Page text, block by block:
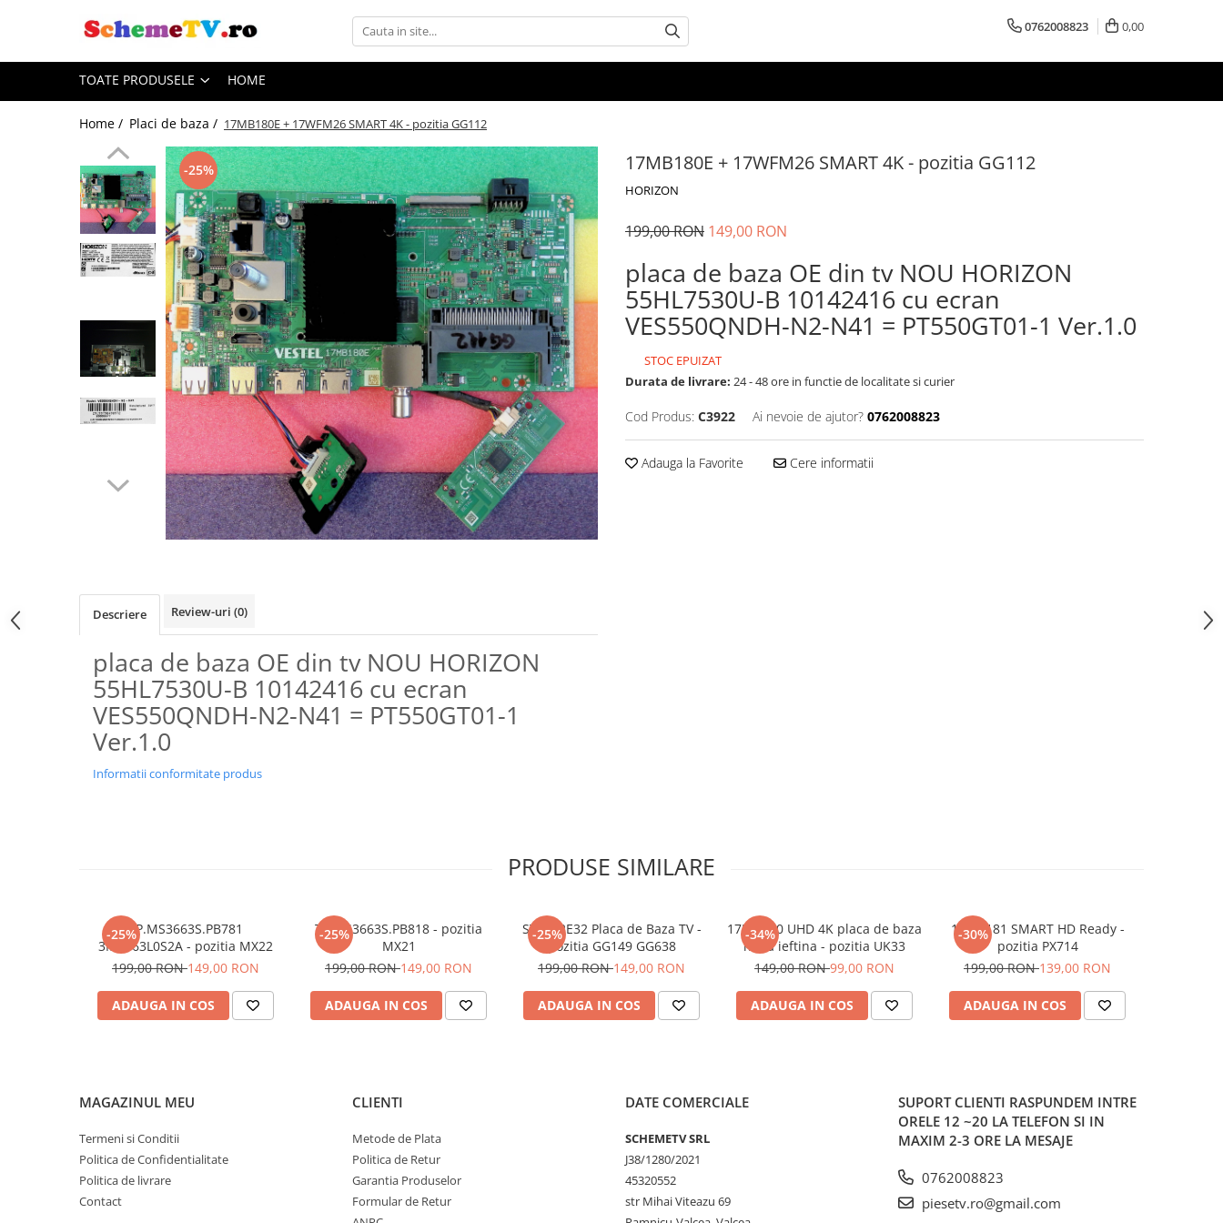
Toate Produsele
Placi de baza
Sursa alimentare
Revista Service TV
Module TCON
0762008823 0,00
TOATE PRODUSELE HOME
Home / Placi de baza / 17MB180E + 17WFM26 SMART 4K - pozitia GG112
17MB180E + 17WFM26 SMART 4K - pozitia GG112
HORIZON
-25%
199,00 RON 149,00 RON
placa de baza OE din tv NOU HORIZON
55HL7530U-B 10142416 cu ecran
VES550QNDH-N2-N41 = PT550GT01-1 Ver.1.0
STOC EPUIZAT
Durata de livrare: 24 - 48 ore in functie de localitate si curier
Cod Produs: C3922 Ai nevoie de ajutor? 0762008823
Adauga la Favorite Cere informatii
Descriere Review-uri (0)
placa de baza OE din tv NOU HORIZON
55HL7530U-B 10142416 cu ecran
VES550QNDH-N2-N41 = PT550GT01-1
Ver.1.0
Informatii conformitate produs
PRODUSE SIMILARE
-25%TP.MS3663S.PB781
3MS663L0S2A - pozitia MX22
199,00 RON149,00 RON
ADAUGA IN COS
-25%
TP.MS3663S.PB818 - pozitia
MX21
199,00 RON149,00 RON
ADAUGA IN COS
-25%
STV512E32 Placa de Baza TV -
pozitia GG149 GG638
199,00 RON149,00 RON
ADAUGA IN COS
-34%
17MB100 UHD 4K placa de baza
noua ieftina - pozitia UK33
149,00 RON99,00 RON
ADAUGA IN COS
-30%
17MB181 SMART HD Ready -
pozitia PX714
199,00 RON139,00 RON
ADAUGA IN COS
MAGAZINUL MEU
Termeni si Conditii
Politica de Confidentialitate
Politica de livrare
Contact
CLIENTI
Metode de Plata
Politica de Retur
Garantia Produselor
Formular de Retur
DATE COMERCIALE
SCHEMETV SRL
J38/1280/2021
45320552
str Mihai Viteazu 69
SUPORT CLIENTI RASPUNDEM INTRE
ORELE 12 ~20 LA TELEFON SI IN
MAXIM 2-3 ORE LA MESAJE
0762008823
piesetv.ro@gmail.com